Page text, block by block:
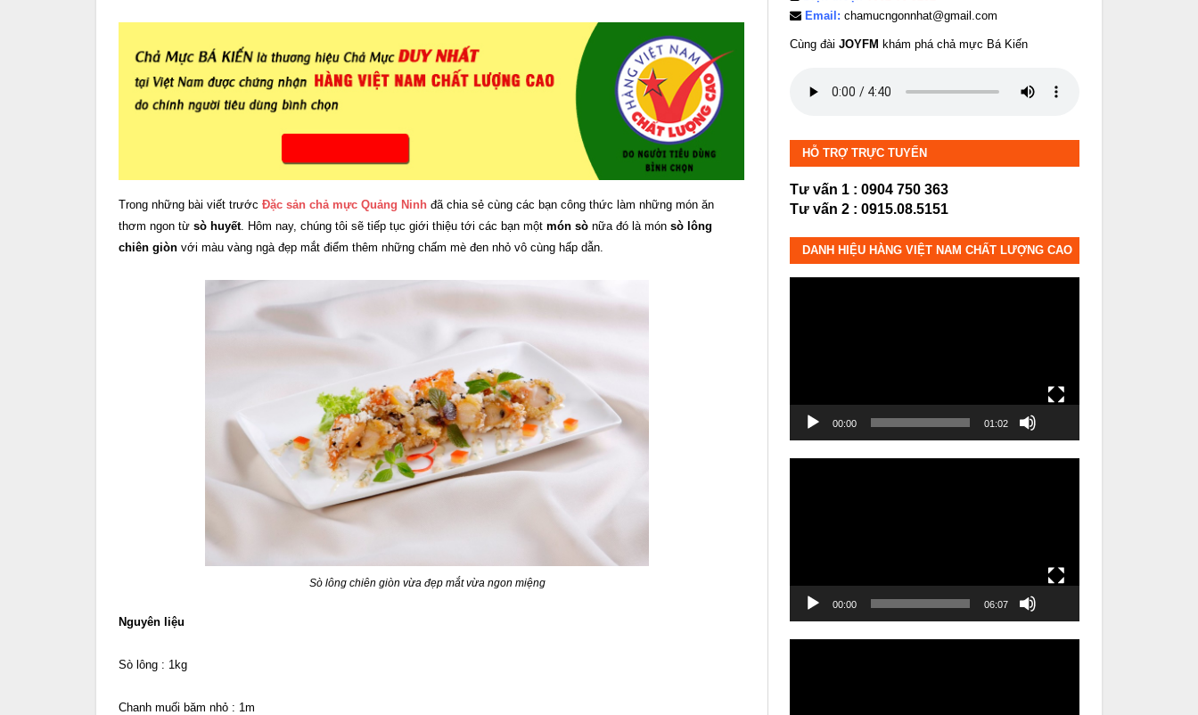
Trong những bài viết trước Đặc sản chả mực Quảng Ninh đã chia sẻ cùng các bạn công thức làm những món ăn
thơm ngon từ sò huyết. Hôm nay, chúng tôi sẽ tiếp tục giới thiệu tới các bạn một món sò nữa đó là món sò lông
chiên giòn với màu vàng ngà đẹp mắt điểm thêm những chấm mè đen nhỏ vô cùng hấp dẫn.
Sò lông chiên giòn vừa đẹp mắt vừa ngon miệng
Nguyên liệu
Sò lông : 1kg
Chanh muối băm nhỏ : 1m
Email: chamucngonnhat@gmail.com
Cùng đài JOYFM khám phá chả mực Bá Kiến
HỖ TRỢ TRỰC TUYẾN
Tư vấn 1 : 0904 750 363
Tư vấn 2 : 0915.08.5151
DANH HIỆU HÀNG VIỆT NAM CHẤT LƯỢNG CAO
00:00 01:02
00:00 06:07